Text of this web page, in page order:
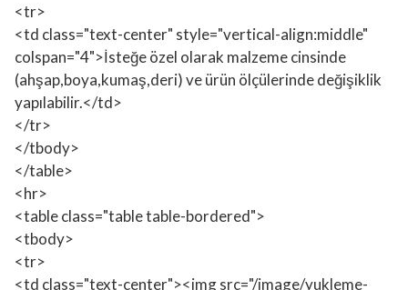
<tr>
<td class="text-center" style="vertical-align:middle"
colspan="4">İsteğe özel olarak malzeme cinsinde
(ahşap,boya,kumaş,deri) ve ürün ölçülerinde değişiklik
yapılabilir.</td>
</tr>
</tbody>
</table>
<hr>
<table class="table table-bordered">
<tbody>
<tr>
<td class="text-center"><img src="/image/yukleme-